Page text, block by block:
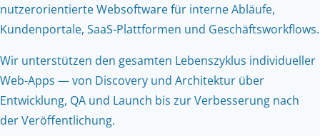
nutzerorientierte Websoftware für interne Abläufe,
Kundenportale, SaaS-Plattformen und Geschäftsworkflows.
Wir unterstützen den gesamten Lebenszyklus individueller
Web-Apps — von Discovery und Architektur über
Entwicklung, QA und Launch bis zur Verbesserung nach
der Veröffentlichung.